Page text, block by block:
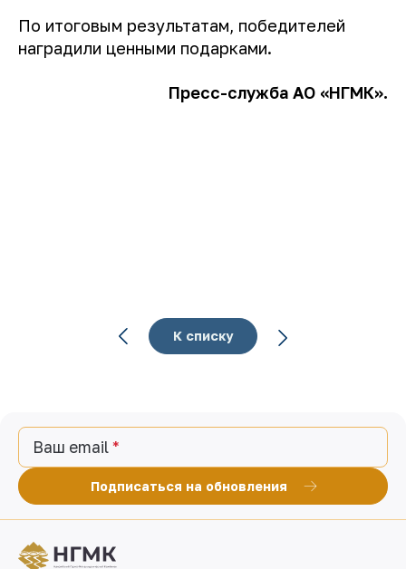
По итоговым результатам, победителей
наградили ценными подарками.
Пресс-служба АО «НГМК».
К списку
Ваш email
Подписаться на обновления